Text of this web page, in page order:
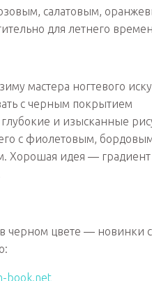
салатовым,
для летнего
мастера ногтевого
с черным покрытием
и изысканные
с фиолетовым,
Хорошая идея —
черном цвете — новинки
book.net